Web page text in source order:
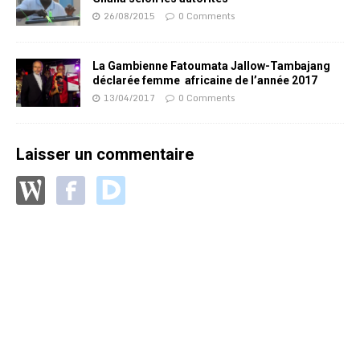
26/08/2015 0 Comments
La Gambienne Fatoumata Jallow-Tambajang
déclarée femme africaine de l’année 2017
13/04/2017 0 Comments
Laisser un commentaire